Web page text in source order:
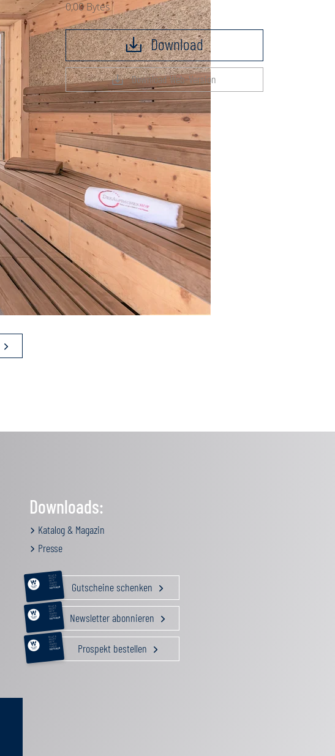
0,00 Bytes
Download
Download Web-Version
Downloads:
Katalog & Magazin
Presse
RELAX &
BEAUTY
AKTIV
GENUSS
FAMILIE
GUTSCHEIN Gutscheine schenken
RELAX &
BEAUTY
AKTIV
GENUSS
FAMILIE
GUTSCHEIN Newsletter abonnieren
RELAX &
BEAUTY
AKTIV
GENUSS
FAMILIE
GUTSCHEIN Prospekt bestellen